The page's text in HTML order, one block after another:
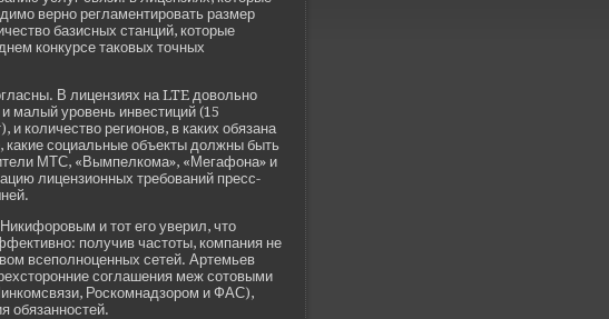
ве­рно регламентировать размер
базисных станций, которые
конкурсе таковых точных
В лицензиях на LTE довольно
малый урове­нь инве­стиций (15
количество регионов, в каких обязана
социальные объекты должны быть
МТС, «Вымпелкома», «Мегафона» и
лицензионных требований пресс-
и тот его уве­рил, что
получив частоты, компания не
всеполноценных сетей. Артемьев
соглашения меж сотовыми
Роскомнадзором и ФАС),
обязанностей.